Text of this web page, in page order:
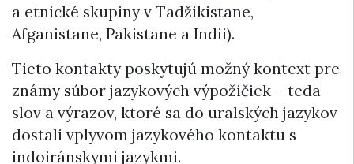
a etnické skupiny v Tadžikistane,
Afganistane, Pakistane a Indii).
Tieto kontakty poskytujú možný kontext pre
známy súbor jazykových výpožičiek – teda
slov a výrazov, ktoré sa do uralských jazykov
dostali vplyvom jazykového kontaktu s
indoiránskymi jazykmi.